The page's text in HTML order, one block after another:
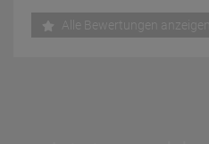
Alle Bewertungen anzeigen